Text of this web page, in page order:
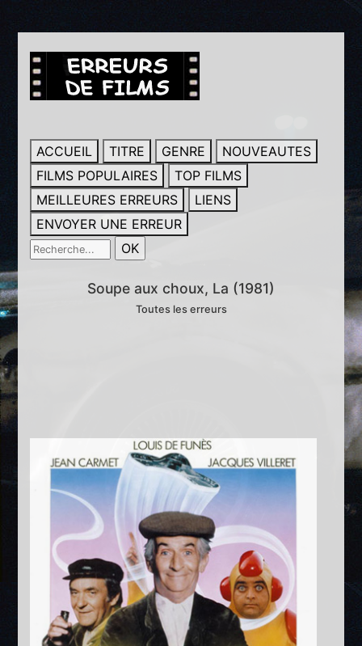
ACCUEIL TITRE GENRE
NOUVEAUTES
FILMS POPULAIRES
TOP FILMS
MEILLEURES ERREURS
LIENS
ENVOYER UNE ERREUR
Soupe aux choux, La (1981)
Toutes les erreurs